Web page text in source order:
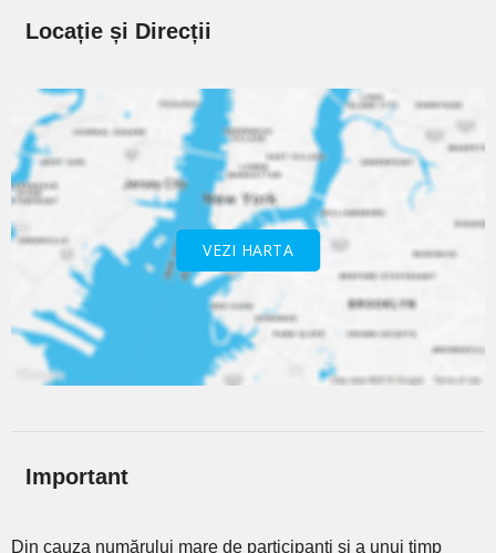
Locație și Direcții
VEZI HARTA
Important
Din cauza numărului mare de participanți și a unui timp